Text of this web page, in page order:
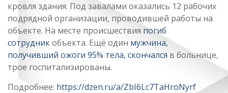
кровля здания. Под завалами оказались 12 рабочих
подрядной организации, проводившей работы на
объекте. На месте происшествия погиб
сотрудникобъекта. Ещё один мужчина,
получивший ожоги 95% тела, скончался в больнице,
трое госпитализированы.
Подробнее: https://dzen.ru/a/ZbI6Lc7TaHroNyrf